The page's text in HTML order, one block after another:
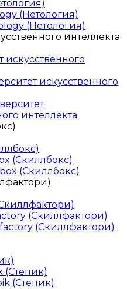
(Нетология)
(Нетология)
интеллекта
искусственного
искусственного
интеллекта
(Скиллбокс)
(Скиллбокс)
(Скиллфактори)
(Скиллфактори)
(Степик)
(Степик)